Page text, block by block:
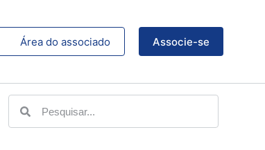
Área do associado Associe-se